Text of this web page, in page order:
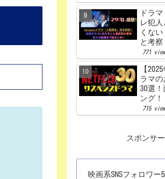
【
ドラ
レ犯
くな
と考
えあら
771
【
ラマの
30選
ング！
715
スポンサ
映画系SNSフォロワ